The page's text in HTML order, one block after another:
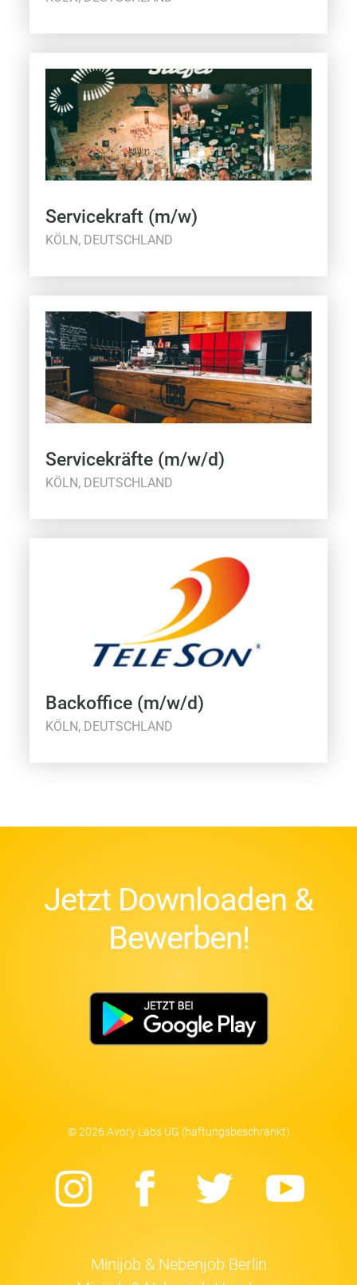
Servicekraft (m/w)
KÖLN, DEUTSCHLAND
Servicekräfte (m/w/d)
KÖLN, DEUTSCHLAND
Backoffice (m/w/d)
KÖLN, DEUTSCHLAND
Jetzt Downloaden &
Bewerben!
© 2026 Avory Labs UG (haftungsbeschränkt)
Instagram
Facebook
Twitter
Minijob & Nebenjob Berlin